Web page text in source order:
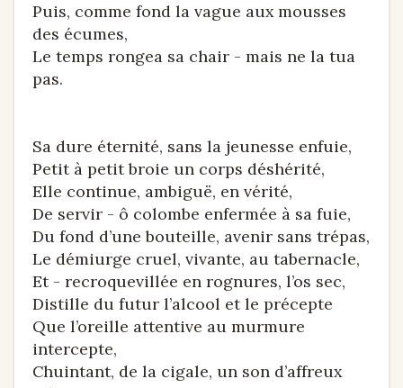
Puis, comme fond la vague aux mousses
des écumes,
Le temps rongea sa chair - mais ne la tua
pas.
Sa dure éternité, sans la jeunesse enfuie,
Petit à petit broie un corps déshérité,
Elle continue, ambiguë, en vérité,
De servir - ô colombe enfermée à sa fuie,
Du fond d’une bouteille, avenir sans trépas,
Le démiurge cruel, vivante, au tabernacle,
Et - recroquevillée en rognures, l’os sec,
Distille du futur l’alcool et le précepte
Que l’oreille attentive au murmure
intercepte,
Chuintant, de la cigale, un son d’affreux